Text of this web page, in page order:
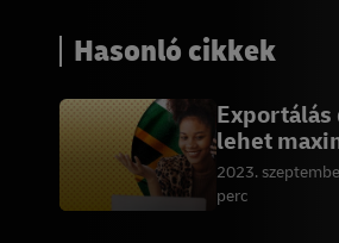
Hasonló cikkek
Exportálás
lehet
minden
lehetőséget
2023.
perc